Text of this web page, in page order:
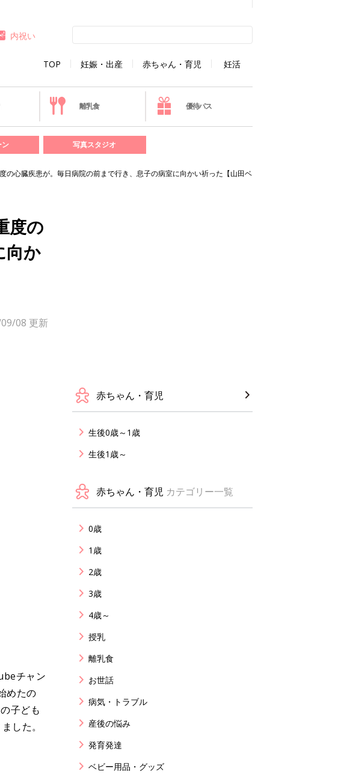
TOP 妊娠・出産 赤ちゃん・育児 妊活
内祝い
離乳食 優待パス
ン 写真スタジオ
の心臓疾患が。毎日病院の前まで行き、息子の病室に向かい祈った【山田ベ
度の
向か
08 更新
チャン
めたの
子ども
した。
赤ちゃん・育児
生後0歳～1歳
生後1歳～
赤ちゃん・育児 カテゴリー一覧
0歳
1歳
2歳
3歳
4歳～
授乳
離乳食
お世話
病気・トラブル
産後の悩み
発育発達
ベビー用品・グッズ